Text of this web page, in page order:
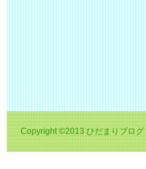
Copyright ©2013 ひだまりブロ